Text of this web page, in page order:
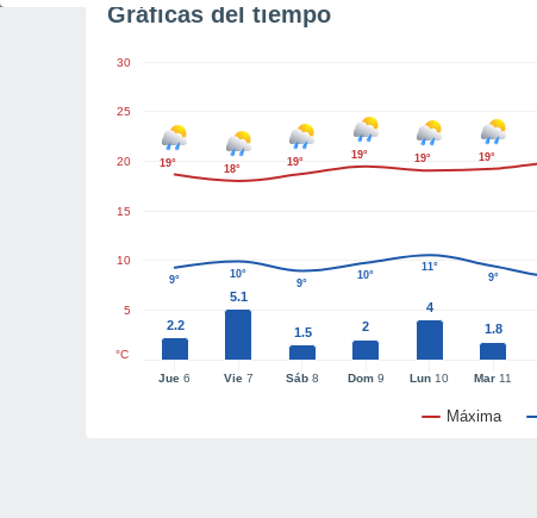
Gráficas del tiempo
Máxima
Jue 6 Vie7 Sáb8 Dom9 Lun 10 Mar 11
5
10
15
20
25
30
°C
2.2
5.1
1.5 2
4
1.8
19° 18°
19°
19° 19° 19°
9°
10°
9°
10°
11°
9°